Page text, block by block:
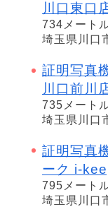
川口東口
734メート
埼玉県川口
証明写真
川口前川
735メート
埼玉県川口
証明写真
ーク i-
795メート
埼玉県川口